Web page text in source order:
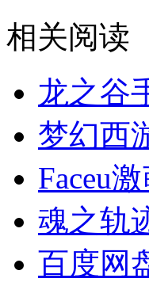
相关阅读
龙之谷
梦幻西
Faceu
魂之轨
百度网